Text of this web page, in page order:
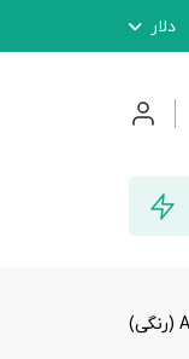
دلار